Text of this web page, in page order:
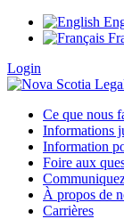
Login
Ce que nous
Informations
Information
Foire aux
À propos de
Carrières